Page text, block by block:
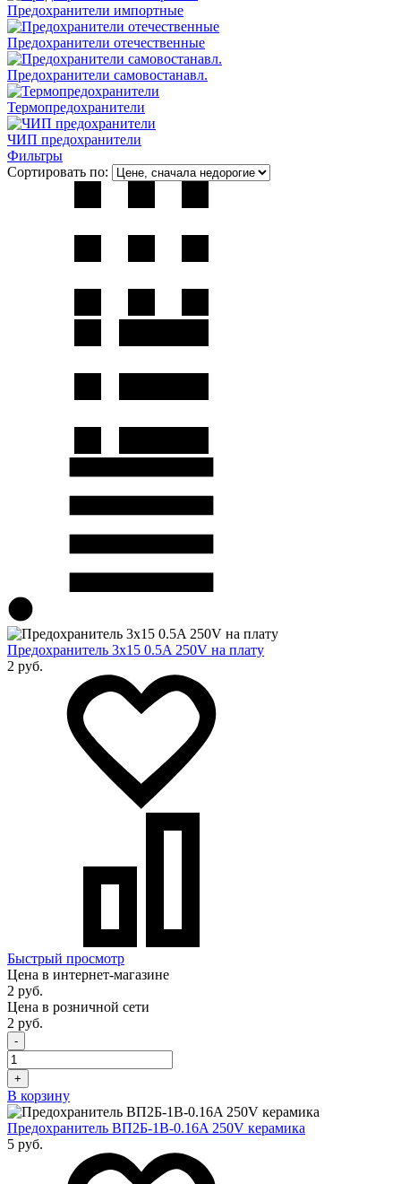
Предохранители импортные
Предохранители отечественные
Предохранители самовостанавл.
Термопредохранители
ЧИП предохранители
Фильтры
Сортировать по:
Предохранитель 3x15 0.5A 250V на плату
2 руб.
Быстрый просмотр
Цена в интернет-магазине
2 руб.
Цена в розничной сети
2 руб.
-
+
В корзину
Предохранитель ВП2Б-1В-0.16A 250V керамика
5 руб.